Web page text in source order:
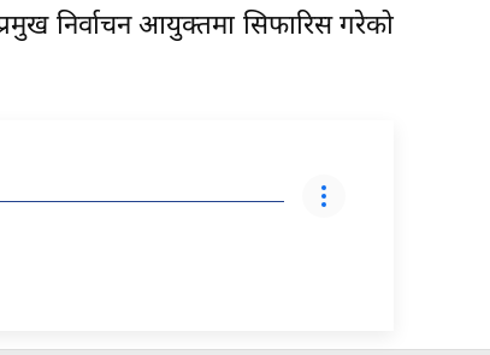
निर्वाचन आयुक्तमा सिफारिस गरेको